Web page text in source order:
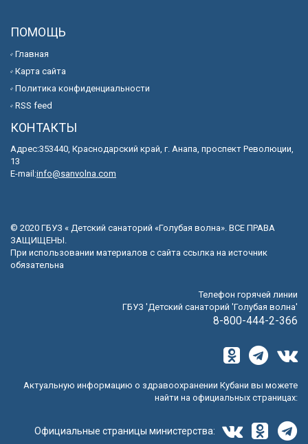
ПОМОЩЬ
Главная
Карта сайта
Политика конфиденциальности
RSS feed
КОНТАКТЫ
Адрес:353440, Краснодарский край, г. Анапа, проспект Революции,
13
E-mail:info@sanvolna.com
© 2020 ГБУЗ « Детский санаторий «Голубая волна». ВСЕ ПРАВА
ЗАЩИЩЕНЫ.
При использовании материалов с сайта ссылка на источник
обязательна
Телефон горячей линии
ГБУЗ 'Детский санаторий 'Голубая волна'
8-800-444-2-366
Актуальную информацию о здравоохранении Кубани вы можете
найти на официальных страницах:
Официальные страницы министерства: